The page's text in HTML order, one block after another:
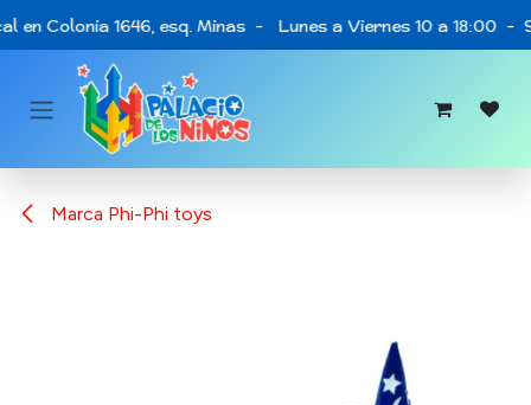
Ir al contenido
Colonia 1646, esq. Minas - Lunes a Viernes 10 a 18:00 -
Marca Phi-Phi toys